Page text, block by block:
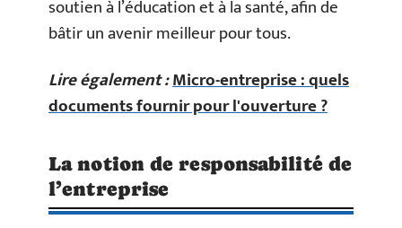
soutien à l’éducation et à la santé, afin de
bâtir un avenir meilleur pour tous.
Lire également :Micro-entreprise : quels
documents fournir pour l'ouverture ?
La notion de responsabilité de
l’entreprise